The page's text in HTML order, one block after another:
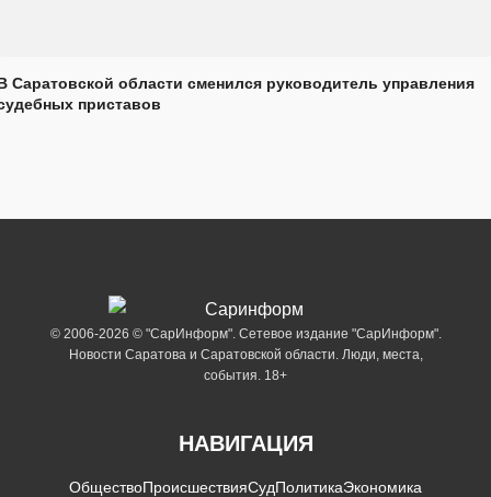
Саратовской области сменился руководитель управления
приставов
© 2006-2026 © "СарИнформ". Сетевое издание "СарИнформ".
Новости Саратова и Саратовской области. Люди, места,
события. 18+
НАВИГАЦИЯ
ОбществоПроисшествияСудПолитикаЭкономика